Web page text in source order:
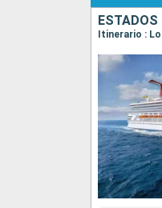
ESTADOS
Itinerario :